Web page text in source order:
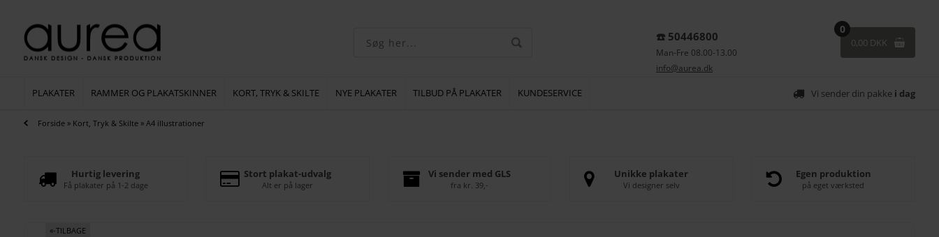
0
0,00 DKK
☎️ 50446800
Man-Fre 08.00-13.00
info@aurea.dk
Vi sender din pakke i dag
PLAKATER RAMMER OG PLAKATSKINNER KORT, TRYK & SKILTE NYE PLAKATER TILBUD PÅ PLAKATER KUNDESERVICE
Forside» Kort, Tryk & Skilte» A4 illustrationer
Hurtig levering
Få plakater på 1-2 dage
Stort plakat-udvalg
Alt er på lager
Vi sender med GLS
fra kr. 39,-
Unikke plakater
Vi designer selv
Egen produktion
på eget værksted
«-TILBAGE